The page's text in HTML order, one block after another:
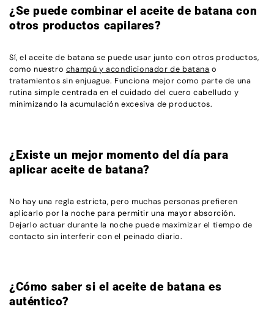
¿Se puede combinar el aceite de batana con
otros productos capilares?
Sí, el aceite de batana se puede usar junto con otros productos,
como nuestro champú y acondicionador de batana o
tratamientos sin enjuague. Funciona mejor como parte de una
rutina simple centrada en el cuidado del cuero cabelludo y
minimizando la acumulación excesiva de productos.
¿Existe un mejor momento del día para
aplicar aceite de batana?
No hay una regla estricta, pero muchas personas prefieren
aplicarlo por la noche para permitir una mayor absorción.
Dejarlo actuar durante la noche puede maximizar el tiempo de
contacto sin interferir con el peinado diario.
¿Cómo saber si el aceite de batana es
auténtico?